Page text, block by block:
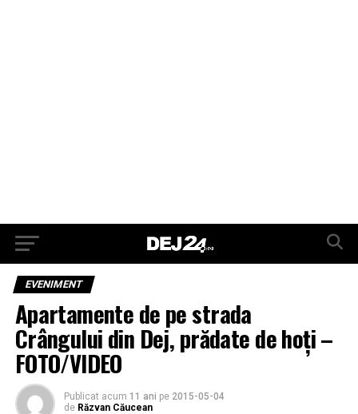
EVENIMENT
Apartamente de pe strada
Crângului din Dej, prădate de hoți –
FOTO/VIDEO
Publicat acum 11 ani pe 2015-05-04
de Răzvan Căucean